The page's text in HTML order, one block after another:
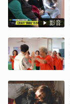
影音